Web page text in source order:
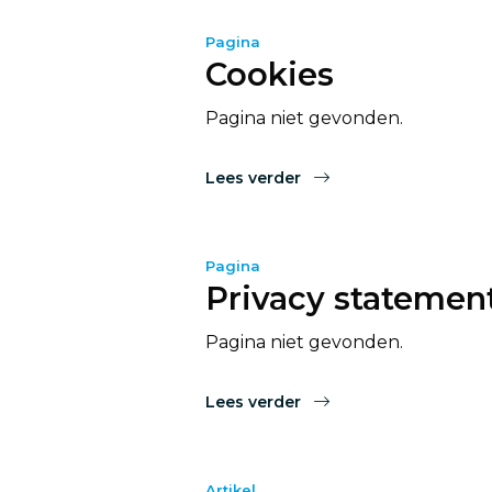
Pagina
Cookies
Pagina niet gevonden.
Lees verder
Pagina
Privacy
Pagina niet gevonden.
Lees verder